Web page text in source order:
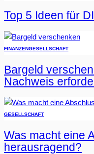
Top 5 Ideen für
FINANZENGESELLSCHAFT
Bargeld
Nachweis
GESELLSCHAFT
Was macht eine
herausragend?